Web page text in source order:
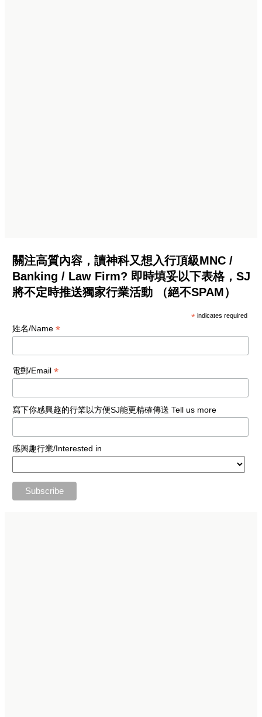
關注高質內容，讀神科又想入行頂級MNC /
Banking / Law Firm? 即時填妥以下表格，SJ
將不定時推送獨家行業活動 （絕不SPAM）
* indicates required
姓名/Name *
電郵/Email *
寫下你感興趣的行業以方便SJ能更精確傳送 Tell us more
感興趣行業/Interested in